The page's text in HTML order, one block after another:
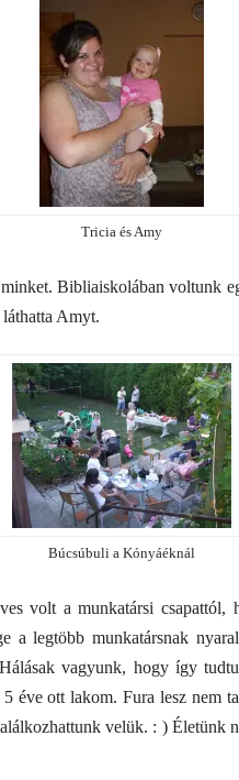
Tricia és Amy
Bibliaiskolában voltunk
Amyt.
Búcsúbuli a Kónyáéknál
volt a munkatársi
a legtöbb munkatársnak
vagyunk, hogy így
éve ott lakom. Fura lesz nem
velük. : ) Életünk